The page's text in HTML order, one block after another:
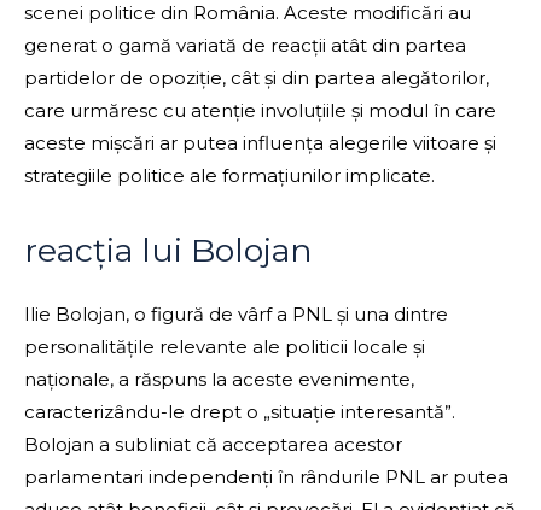
scenei politice din România. Aceste modificări au
generat o gamă variată de reacții atât din partea
partidelor de opoziție, cât și din partea alegătorilor,
care urmăresc cu atenție involuțiile și modul în care
aceste mișcări ar putea influența alegerile viitoare și
strategiile politice ale formațiunilor implicate.
reacția lui Bolojan
Ilie Bolojan, o figură de vârf a PNL și una dintre
personalitățile relevante ale politicii locale și
naționale, a răspuns la aceste evenimente,
caracterizându-le drept o „situație interesantă”.
Bolojan a subliniat că acceptarea acestor
parlamentari independenți în rândurile PNL ar putea